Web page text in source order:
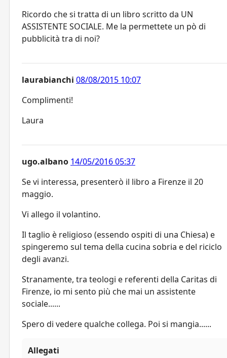
Ricordo che si tratta di un libro scritto da UN
ASSISTENTE SOCIALE. Me la permettete un pò di
pubblicità tra di noi?
laurabianchi 08/08/2015 10:07
Complimenti!
Laura
ugo.albano 14/05/2016 05:37
Se vi interessa, presenterò il libro a Firenze il 20
maggio.
Vi allego il volantino.
Il taglio è religioso (essendo ospiti di una Chiesa) e
spingeremo sul tema della cucina sobria e del riciclo
degli avanzi.
Stranamente, tra teologi e referenti della Caritas di
Firenze, io mi sento più che mai un assistente
sociale......
Spero di vedere qualche collega. Poi si mangia......
Allegati